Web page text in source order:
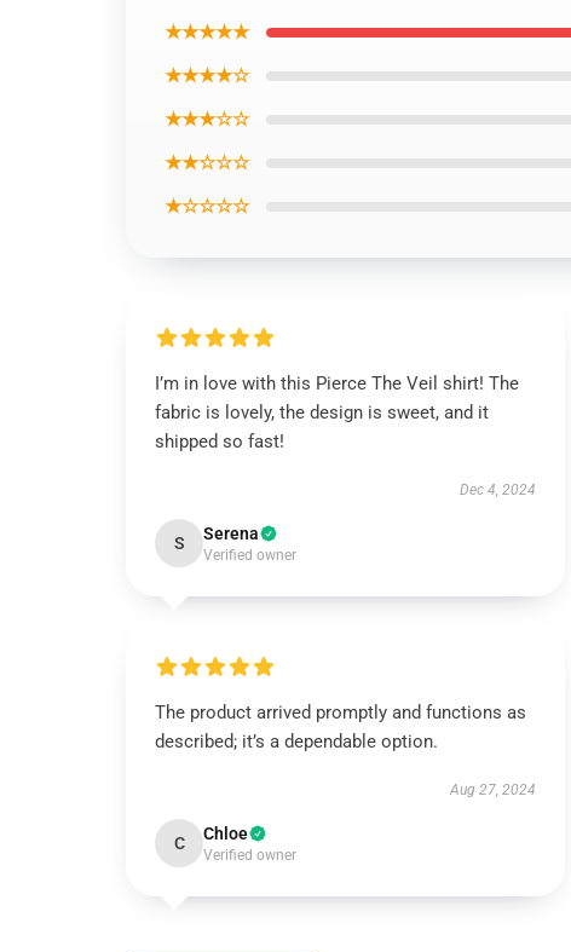
★★★★★
★★★★☆
★★★☆☆
★★☆☆☆
★☆☆☆☆
I’m in love with this Pierce The Veil shirt! The
fabric is lovely, the design is sweet, and it
shipped so fast!
Dec 4, 2024
S Serena
Verified owner
The product arrived promptly and functions as
described; it’s a dependable option.
Aug 27, 2024
C Chloe
Verified owner